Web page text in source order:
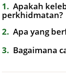
1 Apakah
perkhidmatan?
2 Apa yang
3
Bagaimana